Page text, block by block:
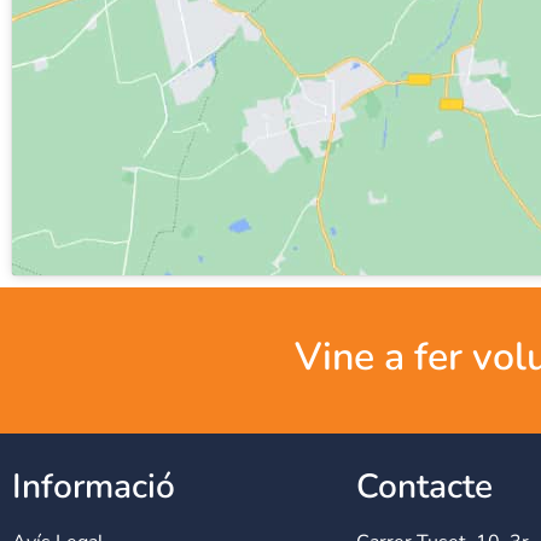
Vine a fer
Informació Contacte